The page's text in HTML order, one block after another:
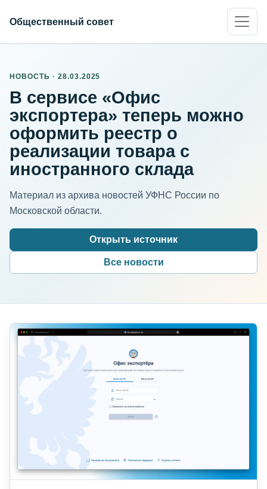
Общественный совет
НОВОСТЬ · 28.03.2025
В сервисе «Офис
экспортера» теперь можно
оформить реестр о
реализации товара с
иностранного склада
Материал из архива новостей УФНС России по
Московской области.
Открыть источник
Все новости